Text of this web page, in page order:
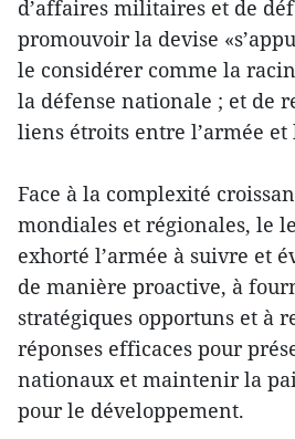
d’affaires militaires et de
promouvoir la devise
le considérer comme la
la défense nationale ; et de
liens étroits entre l’armée et
Face à la complexité
mondiales et régionales, le
exhorté l’armée à suivre et
de manière proactive, à
stratégiques opportuns et à
réponses efficaces pour
nationaux et maintenir la
pour le développement.